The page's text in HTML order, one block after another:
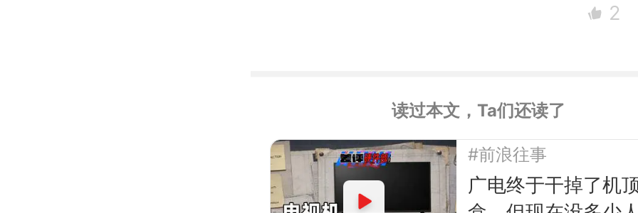
2
读过本文，Ta们还读了
#前浪往事
广电终于干掉了机